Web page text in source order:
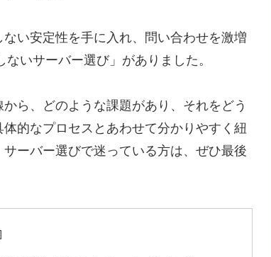
い安定性を手に入れ、問い合わせを激増
いサーバー選び」がありました。
ら、どのような課題があり、それをどう
的なプロセスとあわせて分かりやすく紐
ーバー選びで迷っている方は、ぜひ最後